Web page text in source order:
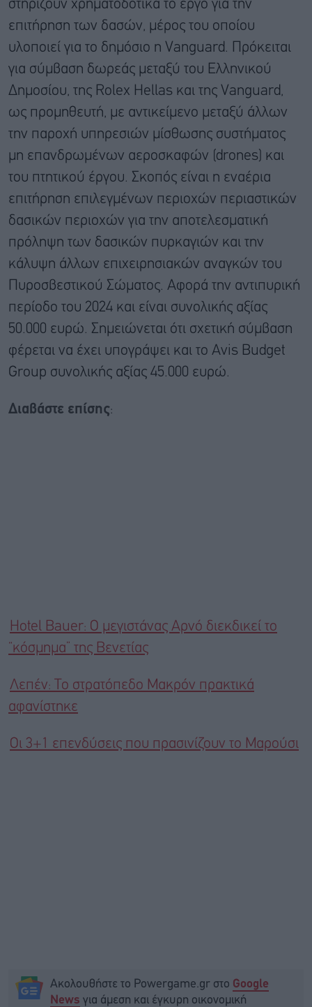
στηρίζουν χρηματοδοτικά το έργο για την
επιτήρηση των δασών, μέρος του οποίου
υλοποιεί για το δημόσιο η Vanguard. Πρόκειται
για σύμβαση δωρεάς μεταξύ του Ελληνικού
Δημοσίου, της Rolex Hellas και της Vanguard,
ως προμηθευτή, με αντικείμενο μεταξύ άλλων
την παροχή υπηρεσιών μίσθωσης συστήματος
μη επανδρωμένων αεροσκαφών (drones) και
του πτητικού έργου. Σκοπός είναι η εναέρια
επιτήρηση επιλεγμένων περιοχών περιαστικών
δασικών περιοχών για την αποτελεσματική
πρόληψη των δασικών πυρκαγιών και την
κάλυψη άλλων επιχειρησιακών αναγκών του
Πυροσβεστικού Σώματος. Αφορά την αντιπυρική
περίοδο του 2024 και είναι συνολικής αξίας
50.000 ευρώ. Σημειώνεται ότι σχετική σύμβαση
φέρεται να έχει υπογράψει και το Avis Budget
Group συνολικής αξίας 45.000 ευρώ.
Διαβάστε επίσης:
Hotel Bauer: Ο μεγιστάνας Αρνό διεκδικεί το
“κόσμημα” της Βενετίας
Λεπέν: Το στρατόπεδο Μακρόν πρακτικά
αφανίστηκε
Οι 3+1 επενδύσεις που πρασινίζουν το Μαρούσι
Ακολουθήστε το Powergame.gr στο Google
News για άμεση και έγκυρη οικονομική